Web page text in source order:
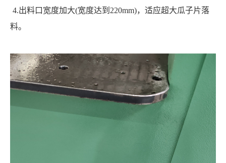
4.出料口宽度加大(宽度达到220mm)，适应超大瓜子片落
料。